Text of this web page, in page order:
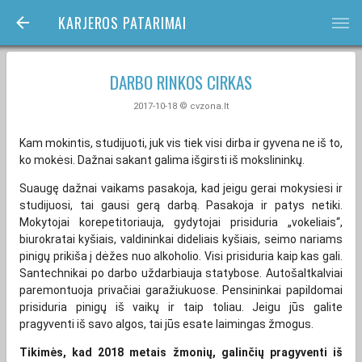
KARJEROS PATARIMAI bars
DARBO RINKOS CIRKAS
2017-10-18 © cvzona.lt
Kam mokintis, studijuoti, juk vis tiek visi dirba ir gyvena ne iš to,
ko mokėsi. Dažnai sakant galima išgirsti iš mokslininkų.
Suaugę dažnai vaikams pasakoja, kad jeigu gerai mokysiesi ir
studijuosi, tai gausi gerą darbą. Pasakoja ir patys netiki.
Mokytojai korepetitoriauja, gydytojai prisiduria „vokeliais“,
biurokratai kyšiais, valdininkai dideliais kyšiais, seimo nariams
pinigų prikiša į dėžes nuo alkoholio. Visi prisiduria kaip kas gali.
Santechnikai po darbo uždarbiauja statybose. Autošaltkalviai
paremontuoja privačiai garažiukuose. Pensininkai papildomai
prisiduria pinigų iš vaikų ir taip toliau. Jeigu jūs galite
pragyventi iš savo algos, tai jūs esate laimingas žmogus.
Tikimės, kad 2018 metais žmonių, galinčių pragyventi iš